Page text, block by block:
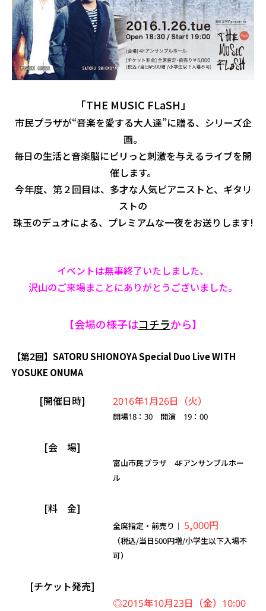
「THE MUSIC FLaSH」
市民プラザが“音楽を愛する大人達”に贈る、シリーズ企
画。
毎日の生活と音楽脳にピリっと刺激を与えるライブを開
催します。
今年度、第２回目は、多才な人気ピアニストと、ギタリ
ストの
珠玉のデュオによる、プレミアムな一夜をお送りします!
イベントは無事終了いたしました、
沢山のご来場まことにありがとうございました。
【会場の様子はコチラから】
【第2回】SATORU SHIONOYA Special Duo Live WITH
YOSUKE ONUMA
[開催日時] 2016年1月26日（火）
開場18：30 開演 19：00
[会 場]
富山市民プラザ 4Fアンサンブルホー
ル
[料 金]
全席指定・前売り｜ 5,000円
（税込/当日500円増/小学生以下入場不
可）
[チケット発売]
◎2015年10月23日（金）10:00